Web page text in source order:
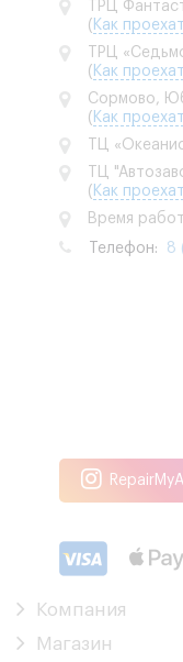
ТРЦ
( Как
ТРЦ
( Как
Сормово,
( Как
ТЦ
ТЦ
( Как
Время
Телефон: 8
Компания
Магазин